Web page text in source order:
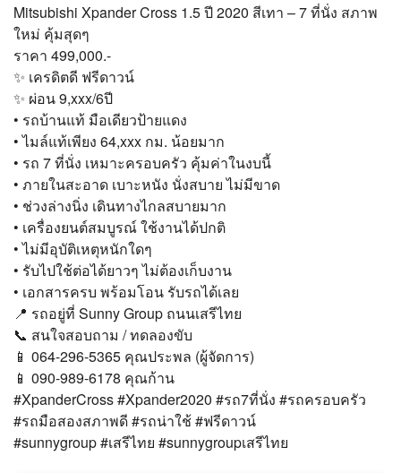
Mitsubishi Xpander Cross 1.5 ปี 2020 สีเทา – 7 ที่นั่ง สภาพ
ใหม่ คุ้มสุดๆ
ราคา 499,000.-
✨ เครดิตดี ฟรีดาวน์
✨ ผ่อน 9,xxx/6ปี
• รถบ้านแท้ มือเดียวป้ายแดง
• ไมล์แท้เพียง 64,xxx กม. น้อยมาก
• รถ 7 ที่นั่ง เหมาะครอบครัว คุ้มค่าในงบนี้
• ภายในสะอาด เบาะหนัง นั่งสบาย ไม่มีขาด
• ช่วงล่างนิ่ง เดินทางไกลสบายมาก
• เครื่องยนต์สมบูรณ์ ใช้งานได้ปกติ
• ไม่มีอุบัติเหตุหนักใดๆ
• รับไปใช้ต่อได้ยาวๆ ไม่ต้องเก็บงาน
• เอกสารครบ พร้อมโอน รับรถได้เลย
📍 รถอยู่ที่ Sunny Group ถนนเสรีไทย
📞 สนใจสอบถาม / ทดลองขับ
📱 064-296-5365 คุณประพล (ผู้จัดการ)
📱 090-989-6178 คุณก้าน
#XpanderCross #Xpander2020 #รถ7ที่นั่ง #รถครอบครัว
#รถมือสองสภาพดี #รถน่าใช้ #ฟรีดาวน์
#sunnygroup #เสรีไทย #sunnygroupเสรีไทย